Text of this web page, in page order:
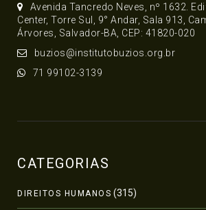
Avenida Tancredo Neves, nº 1632.
Center, Torre Sul, 9° Andar, Sala 913,
Árvores, Salvador-BA, CEP: 41820-020
buzios@institutobuzios.org.br
71 99102-3139
CATEGORIAS
DIREITOS HUMANOS (315)